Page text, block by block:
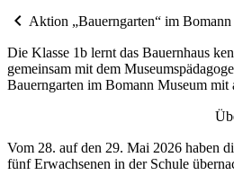
chevron_left Aktion „Bauerngarten“ im
Die Klasse 1b lernt das Bauernhaus
gemeinsam mit dem
Bauerngarten im Bomann Museum mit
Vom 28. auf den 29. Mai 2026 haben
fünf Erwachsenen in der Schule